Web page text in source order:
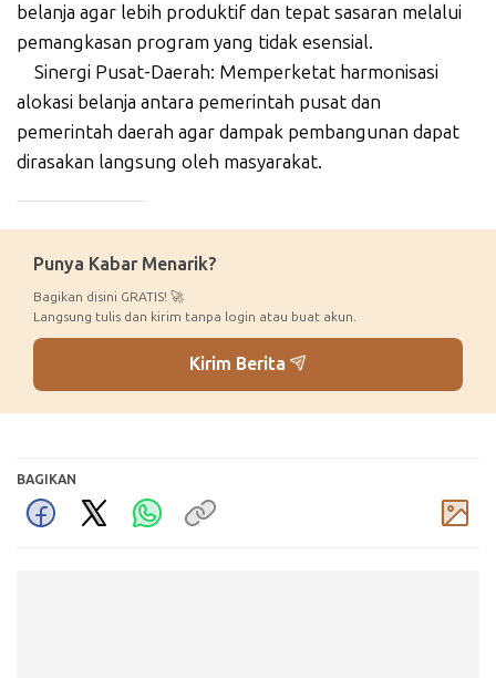
belanja agar lebih produktif dan tepat sasaran melalui
pemangkasan program yang tidak esensial.
Sinergi Pusat-Daerah: Memperketat harmonisasi
alokasi belanja antara pemerintah pusat dan
pemerintah daerah agar dampak pembangunan dapat
dirasakan langsung oleh masyarakat.
Punya Kabar Menarik?
Bagikan disini GRATIS! 🚀
Langsung tulis dan kirim tanpa login atau buat akun.
Kirim Berita
BAGIKAN